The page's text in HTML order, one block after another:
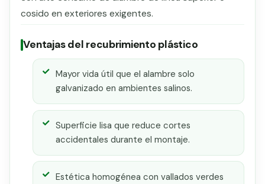
cosido en exteriores exigentes.
Ventajas del recubrimiento plástico
Mayor vida útil que el alambre solo
galvanizado en ambientes salinos.
Superficie lisa que reduce cortes
accidentales durante el montaje.
Estética homogénea con vallados verdes